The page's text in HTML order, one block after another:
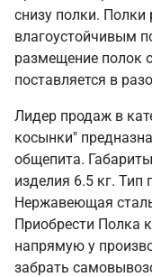
снизу полки. Полки
влагоустойчивым
размещение полок
поставляется в
Лидер продаж в
косынки"
общепита.
изделия 6.5 кг. Тип
Нержавеющая
Приобрести Полка
напрямую у
забрать